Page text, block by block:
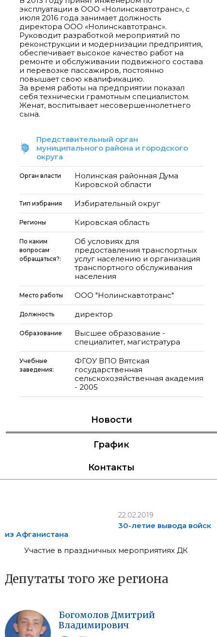
эксплуатации в ООО «Нолинскавтотранс», с
июля 2016 года занимает должность
директора ООО «Нолинскавтотранс».
Руководит разработкой мероприятий по
реконструкции и модернизации предприятия,
обеспечивает высокое качество работ на
ремонте и обслуживании подвижного состава
и перевозке пассажиров, постоянно
повышает свою квалификацию.
За время работы на предприятии показал
себя технически грамотным специалистом.
Женат, воспитывает несовершеннолетнего
сына.
Представительный орган
муниципального района и городского
округа
Орган власти
Нолинская районная Дума
Кировской области
Тип избрания Избирательный округ
Регионы Кировская область
По каким
вопросам
обращаться?:
Об условиях для
предоставления транспортных
услуг населению и организация
транспортного обслуживания
населения
Место работы ООО "Нолинскавтотранс"
Должность директор
Образование
Высшее образование -
специалитет, магистратура
Учебные
заведения:
ФГОУ ВПО Вятская
государственная
сельскохозяйственная академия
- 2005
Новости
График
Контакты
22.02.2019
30-летие вывода войск
из Афганистана
Участие в праздничных мероприятиях ДК
Депутаты того же региона
Богомолов Дмитрий
Владимирович